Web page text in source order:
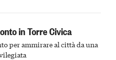
in Torre Civica
per ammirare al città da una